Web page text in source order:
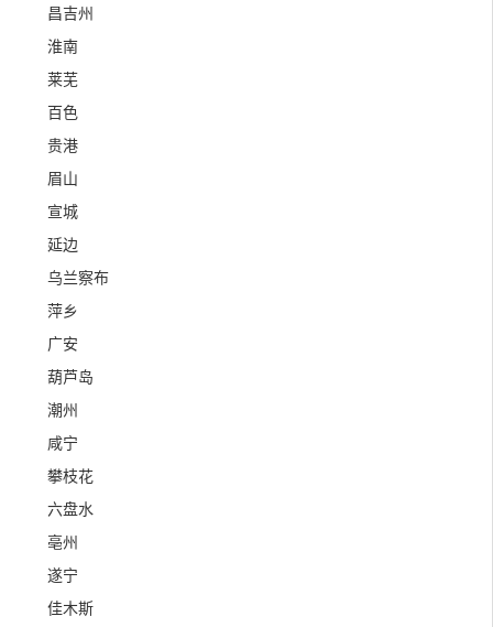
昌吉州
淮南
莱芜
百色
贵港
眉山
宣城
延边
乌兰察布
萍乡
广安
葫芦岛
潮州
咸宁
攀枝花
六盘水
亳州
遂宁
佳木斯